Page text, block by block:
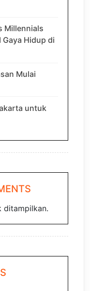
Millennials
Gaya Hidup di
Mulai
untuk
ditampilkan.